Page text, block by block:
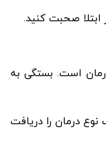
صحبت کنید.
است. بستگی به
درمان را دریافت